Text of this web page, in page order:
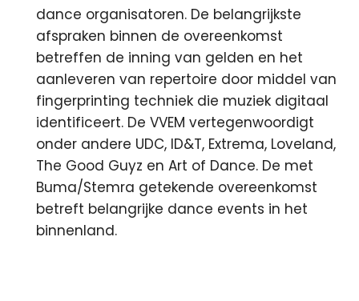
dance organisatoren. De belangrijkste
afspraken binnen de overeenkomst
betreffen de inning van gelden en het
aanleveren van repertoire door middel van
fingerprinting techniek die muziek digitaal
identificeert. De VVEM vertegenwoordigt
onder andere UDC, ID&T, Extrema, Loveland,
The Good Guyz en Art of Dance. De met
Buma/Stemra getekende overeenkomst
betreft belangrijke dance events in het
binnenland.